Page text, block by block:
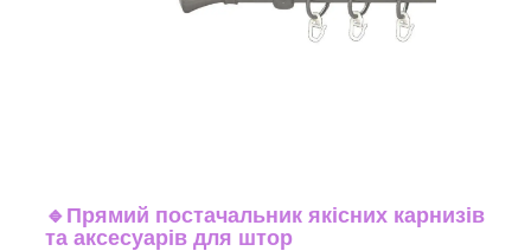
🔹 Прямий постачальник якісних карнизів
та аксесуарів для штор